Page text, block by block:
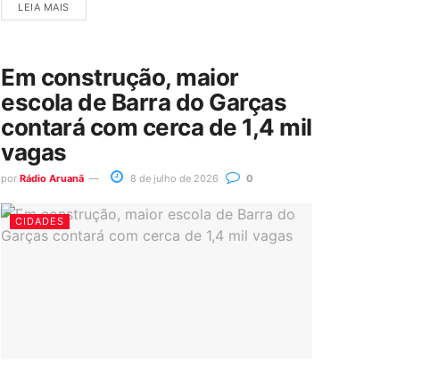
LEIA MAIS
Em construção, maior
escola de Barra do Garças
contará com cerca de 1,4 mil
vagas
por Rádio Aruanã 8 de julho de 2026 0
CIDADES